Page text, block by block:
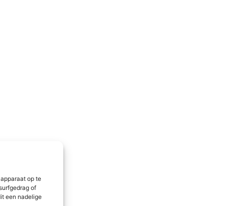
op te
of
een nadelige